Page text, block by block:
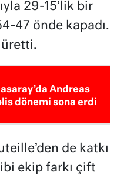
29-15’lik bir
47 önde kapadı.
üretti.
Andreas
dönemi sona erdi
de katkı
ekip farkı çift